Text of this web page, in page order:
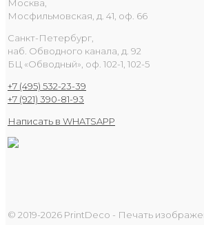
Москва,
Мосфильмовская, д. 41, оф. 66
Санкт-Петербург,
наб. Обводного канала, д. 92
БЦ «Обводный», оф. 102-1, 102-5
+7 (495) 532-23-39
+7 (921) 390-81-93
Написать в WHATSAPP
© 2019-2026 PrintDeco - Печать